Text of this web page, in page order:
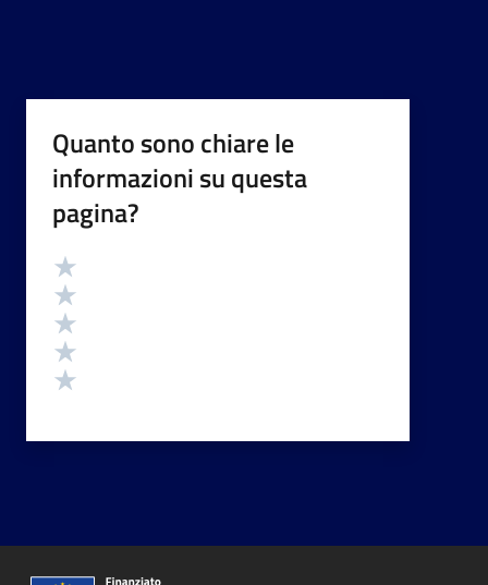
Quanto sono chiare le
informazioni su questa
pagina?
Valutazione